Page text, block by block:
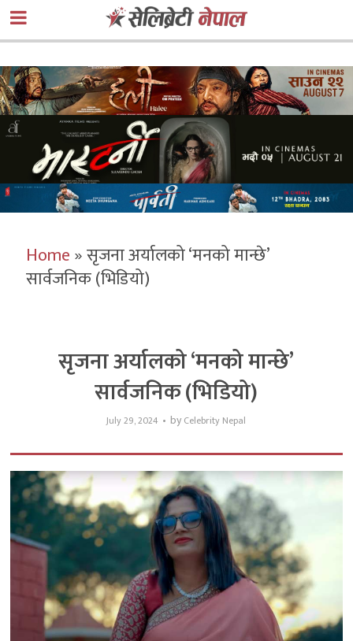
Home»सृजना अर्यालको ‘मनको मान्छे’
सार्वजनिक (भिडियो)
सृजना अर्यालको ‘मनको मान्छे’
सार्वजनिक (भिडियो)
July 29, 2024 by Celebrity Nepal